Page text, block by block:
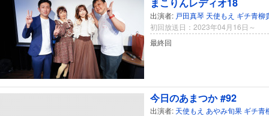
出演者: 戸田真琴 天使もえ ギチ青柳
初回放送日：2023年04月16日～
最終回
今日のあまつか #92
出演者: 天使もえ あやみ旬果 ギチ青